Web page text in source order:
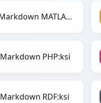
Markdown MATLAB:ksi
Markdown PHP:ksi
Markdown RDF:ksi